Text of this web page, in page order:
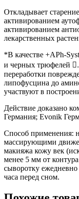
Откладывает
активированием
активированием
лекарственных
*В качестве +APh-
и черных трюфелей
переработки
липофусцина до
участвуют в
Действие доказано
Германия; Evonik
Способ применения:
массирующими
макияжа кожу век
менее 5 мм от контура
сыворотку
часа перед сном.